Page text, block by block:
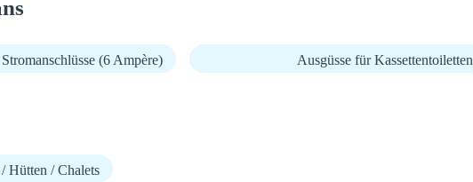
(6 Ampère) Ausgüsse für Kassettentoiletten
Hütten / Chalets